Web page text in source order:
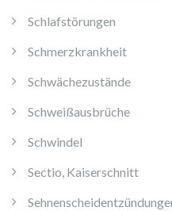
Schlafstörungen
Schmerzkrankheit
Schwächezustände
Schweißausbrüche
Schwindel
Sectio, Kaiserschnitt